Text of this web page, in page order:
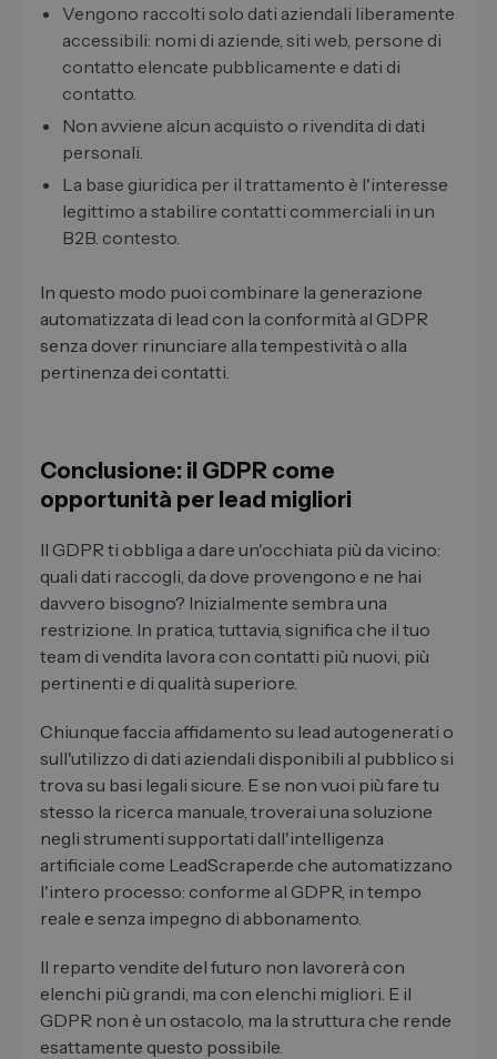
Vengono raccolti solo dati aziendali liberamente
accessibili: nomi di aziende, siti web, persone di
contatto elencate pubblicamente e dati di
contatto.
Non avviene alcun acquisto o rivendita di dati
personali.
La base giuridica per il trattamento è l'interesse
legittimo a stabilire contatti commerciali in un
B2B. contesto.
In questo modo puoi combinare la generazione
automatizzata di lead con la conformità al GDPR
senza dover rinunciare alla tempestività o alla
pertinenza dei contatti.
Conclusione: il GDPR come
opportunità per lead migliori
Il GDPR ti obbliga a dare un'occhiata più da vicino:
quali dati raccogli, da dove provengono e ne hai
davvero bisogno? Inizialmente sembra una
restrizione. In pratica, tuttavia, significa che il tuo
team di vendita lavora con contatti più nuovi, più
pertinenti e di qualità superiore.
Chiunque faccia affidamento su lead autogenerati o
sull'utilizzo di dati aziendali disponibili al pubblico si
trova su basi legali sicure. E se non vuoi più fare tu
stesso la ricerca manuale, troverai una soluzione
negli strumenti supportati dall'intelligenza
artificiale come LeadScraper.de che automatizzano
l'intero processo: conforme al GDPR, in tempo
reale e senza impegno di abbonamento.
Il reparto vendite del futuro non lavorerà con
elenchi più grandi, ma con elenchi migliori. E il
GDPR non è un ostacolo, ma la struttura che rende
esattamente questo possibile.